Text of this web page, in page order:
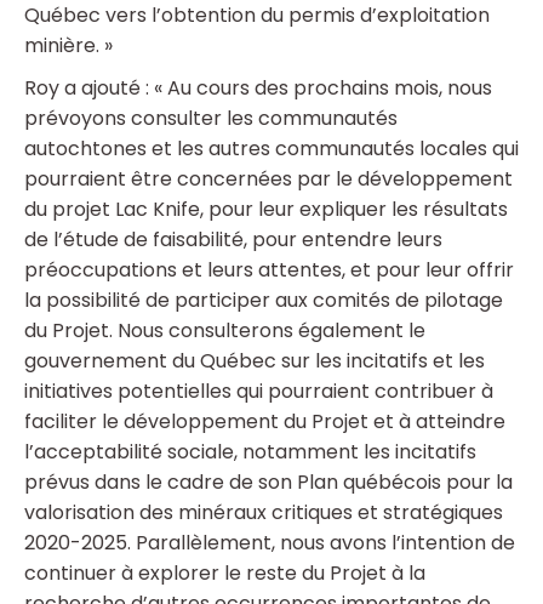
Québec vers l’obtention du permis d’exploitation
minière. »
Roy a ajouté : « Au cours des prochains mois, nous
prévoyons consulter les communautés
autochtones et les autres communautés locales qui
pourraient être concernées par le développement
du projet Lac Knife, pour leur expliquer les résultats
de l’étude de faisabilité, pour entendre leurs
préoccupations et leurs attentes, et pour leur offrir
la possibilité de participer aux comités de pilotage
du Projet. Nous consulterons également le
gouvernement du Québec sur les incitatifs et les
initiatives potentielles qui pourraient contribuer à
faciliter le développement du Projet et à atteindre
l’acceptabilité sociale, notamment les incitatifs
prévus dans le cadre de son Plan québécois pour la
valorisation des minéraux critiques et stratégiques
2020-2025. Parallèlement, nous avons l’intention de
continuer à explorer le reste du Projet à la